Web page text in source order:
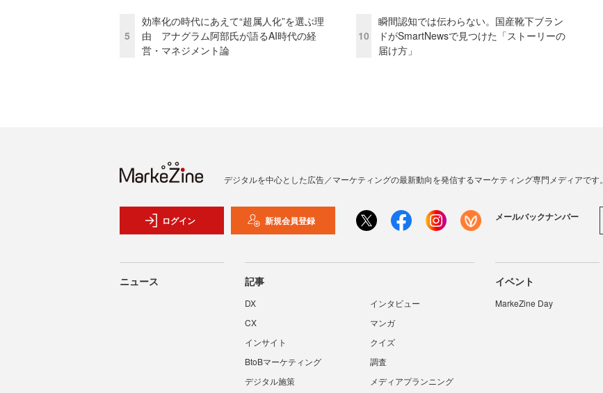
5
効率化の時代にあえて“超属人化”を選ぶ理
由 アナグラム阿部氏が語るAI時代の経
営・マネジメント論
10
瞬間認知では伝わらない。国産靴下ブラン
ドがSmartNewsで見つけた「ストーリーの
届け方」
デジタルを中心とした広告／マーケティングの最新動向を発信するマーケティング専門メディアです。
ログイン 新規会員登録 メールバックナンバー
ニュース 記事
DX
インタビュー
CX
マンガ
インサイト
クイズ
BtoBマーケティング
調査
デジタル施策
メディアプランニング
イベント
MarkeZine Day